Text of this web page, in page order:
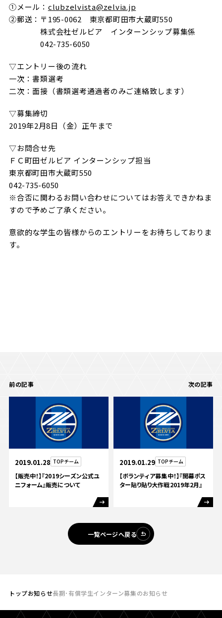
①メール： clubzelvista@zelvia.jp
②郵送：〒195-0062 東京都町田市大蔵町550
株式会社ゼルビア インターンシップ募集係
042-735-6050
▽エントリー後の流れ
一次：書類選考
二次：面接（書類選考通過者のみご連絡致します）
▽募集締切
2019年2月8日（金）正午まで
▽お問合せ先
ＦＣ町田ゼルビア インターンシップ担当
東京都町田市大蔵町550
042-735-6050
※合否に関わるお問い合わせについてはお答えできかねま
すので予めご了承ください。
意欲的な学生の皆様からのエントリーをお待ちしておりま
す。
前の記事
2019.01.28 TOPチーム
【販売中！】『2019シーズン公式ユ
ニフォーム』販売について
次の記事
2019.01.29 TOPチーム
【ボランティア募集中！】『開幕ポス
ター貼り貼り大作戦2019年2月』
一覧ページへ戻る
トップお知らせ長期･有償学生インターン募集のお知らせ